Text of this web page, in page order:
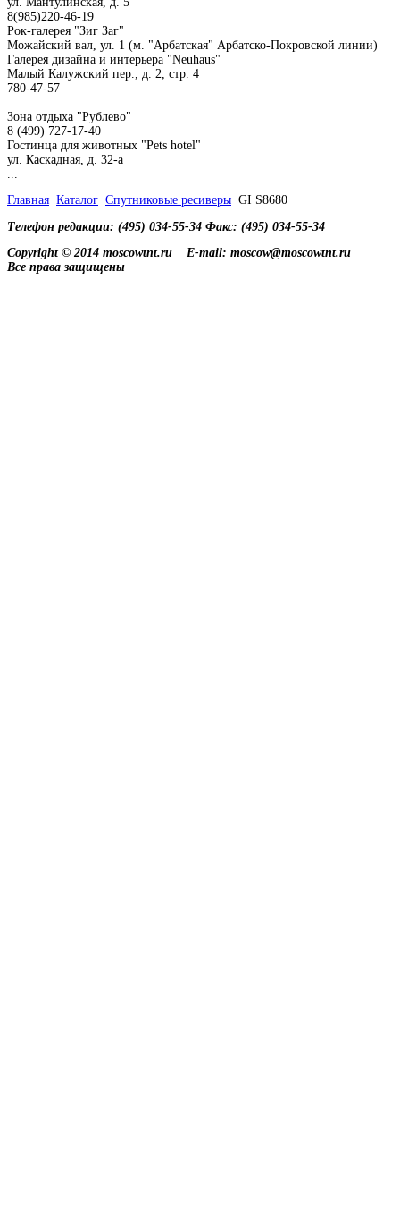
8(985)220-46-19
Рок-галерея "Зиг Заг"
Можайский вал, ул. 1 (м. "Арбатская" Арбатско-Покровской линии)
Галерея дизайна и интерьера "Neuhaus"
Малый Калужский пер., д. 2, стр. 4
780-47-57
Зона отдыха "Рублево"
8 (499) 727-17-40
Гостинца для животных "Рets hotel"
ул. Каскадная, д. 32-а
Главная Каталог Спутниковые ресиверы GI S8680
Телефон редакции: (495) 034-55-34 Факс: (495) 034-55-34
Copyright © 2014 moscowtnt.ru
E-mail: moscow@moscowtnt.ru
Все права защищены